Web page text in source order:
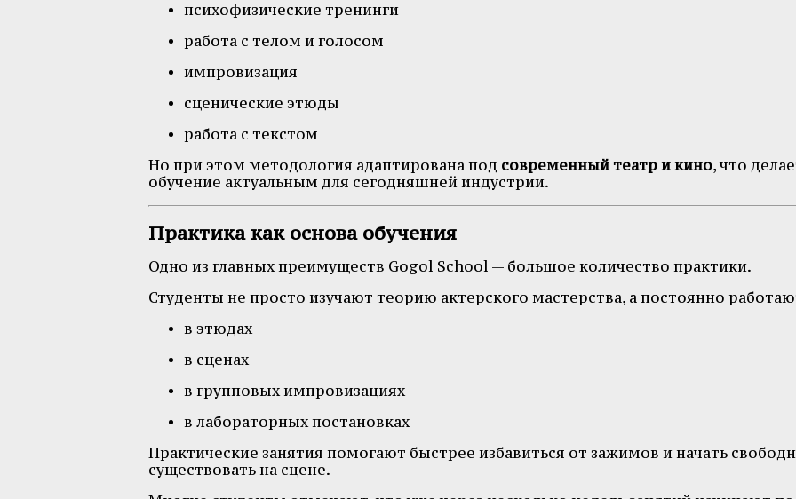
психофизические тренинги
работа с телом и голосом
импровизация
сценические этюды
работа с текстом
Но при этом методология адаптирована под современный театр и кино, что
обучение актуальным для сегодняшней индустрии.
Практика как основа обучения
Одно из главных преимуществ Gogol School — большое количество практики.
Студенты не просто изучают теорию актерского мастерства, а постоянно
в этюдах
в сценах
в групповых импровизациях
в лабораторных постановках
Практические занятия помогают быстрее избавиться от зажимов и начать
существовать на сцене.